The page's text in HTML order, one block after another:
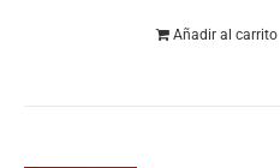
Añadir al carrito